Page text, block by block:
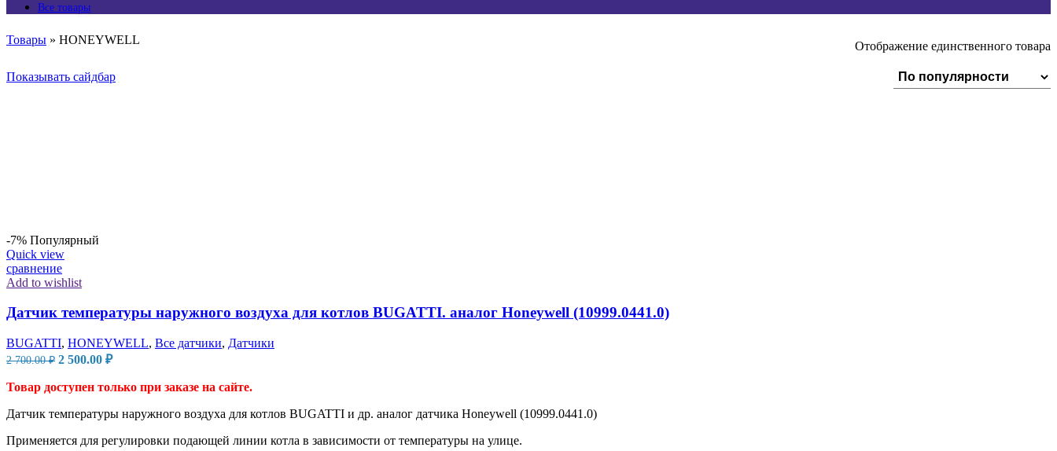
Все товары
Товары » HONEYWELL Отображение единственного товара
Показывать сайдбар
-7% Популярный
Quick view
сравнение
Add to wishlist
Датчик температуры наружного воздуха для котлов BUGATTI. аналог Honeywell (10999.0441.0)
BUGATTI, HONEYWELL, Все датчики, Датчики
2 700.00₽ Первоначальная
составляла
700.00 ₽.
2 500.00 ₽Текущая
2
Товар доступен только при заказе на сайте.
Датчик температуры наружного воздуха для котлов BUGATTI и др. аналог датчика Honeywell (10999.0441.0)
Применяется для регулировки подающей линии котла в зависимости от температуры на улице.